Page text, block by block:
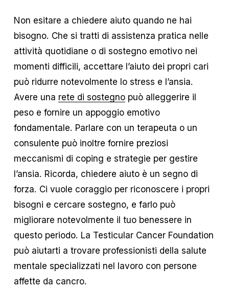
Non esitare a chiedere aiuto quando ne hai
bisogno. Che si tratti di assistenza pratica nelle
attività quotidiane o di sostegno emotivo nei
momenti difficili, accettare l’aiuto dei propri cari
può ridurre notevolmente lo stress e l’ansia.
Avere una rete di sostegnopuò alleggerire il
peso e fornire un appoggio emotivo
fondamentale. Parlare con un terapeuta o un
consulente può inoltre fornire preziosi
meccanismi di coping e strategie per gestire
l’ansia. Ricorda, chiedere aiuto è un segno di
forza. Ci vuole coraggio per riconoscere i propri
bisogni e cercare sostegno, e farlo può
migliorare notevolmente il tuo benessere in
questo periodo. La Testicular Cancer Foundation
può aiutarti a trovare professionisti della salute
mentale specializzati nel lavoro con persone
affette da cancro.